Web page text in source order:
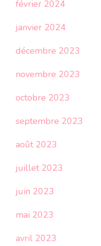
février 2024
janvier 2024
décembre 2023
novembre 2023
octobre 2023
septembre 2023
août 2023
juillet 2023
juin 2023
mai 2023
avril 2023